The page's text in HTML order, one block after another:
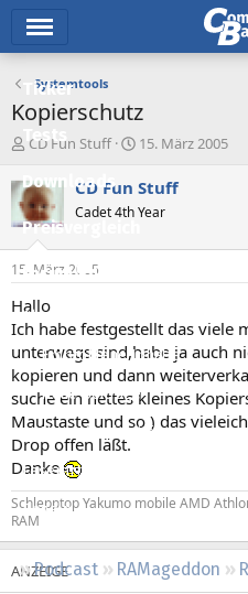
Ticker
Tests
Downloads
Preisvergleich
Forum
Aktuelles
Empfohlene Inhalte
Neue Beiträge
Neueste Aktivitäten
Leserartikel
Regeln
Podcast RAMageddon
Systemtools
Kopierschutz
E
s
t
e
e
r
CD Fun Stuff
E
s
e
t
m
15. März 2005
CD Fun Stuff
Cadet 4th Year
15. März 2005
Hallo
Ich habe festgestellt das viele
unterwegs sind,habe ja auch
kopieren und dann
suche ein nettes kleines
Maustaste und so ) das
Drop offen läßt.
Danke
Schlepptop Yakumo mobile AMD
RAM